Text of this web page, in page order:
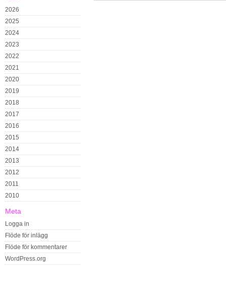
2026
2025
2024
2023
2022
2021
2020
2019
2018
2017
2016
2015
2014
2013
2012
2011
2010
Meta
Logga in
Flöde för inlägg
Flöde för kommentarer
WordPress.org